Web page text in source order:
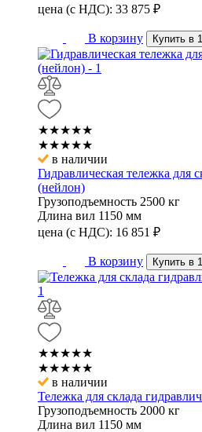
цена (с НДС): 33 875 ₽
В корзину Купить в
★★★★★
★★★★★
в наличии
Гидравлическая тележка для
(нейлон)
Грузоподъемность 2500 кг
Длина вил 1150 мм
цена (с НДС): 16 851 ₽
В корзину Купить в
★★★★★
★★★★★
в наличии
Тележка для склада
Грузоподъемность 2000 кг
Длина вил 1150 мм